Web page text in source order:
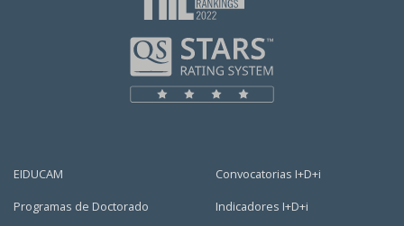
EIDUCAM
Programas de Doctorado
Convocatorias I+D+i
Indicadores I+D+i